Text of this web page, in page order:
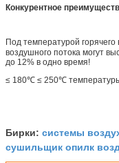
Конкурентное
Под температурой
воздушного потока могут
до 12% в одно время!
≤ 180℃ ≤ 250℃ температуры
Бирки: системы
сушильщик опилк